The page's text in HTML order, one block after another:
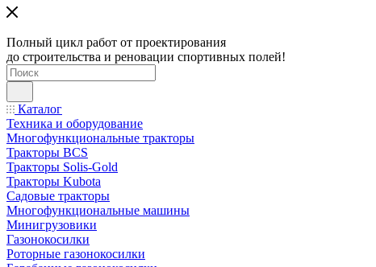
Полный цикл работ от проектирования
до строительства и реновации спортивных полей!
Каталог
Техника и оборудование
Многофункциональные тракторы
Тракторы BCS
Тракторы Solis-Gold
Тракторы Kubota
Садовые тракторы
Многофункциональные машины
Минигрузовики
Газонокосилки
Роторные газонокосилки